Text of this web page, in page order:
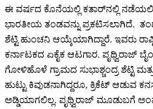
ಈ ವರ್ಷದ ಕೊನೆಯಲ್ಲಿ ಕತಾರ್‌ನಲ್ಲಿ
ಭಾರತೀಯ ತಂಡವನ್ನು ಪ್ರಕಟಿಸಲಾಗಿದೆ.
ಶೆಟ್ಟಿ ಹುಂಚನಿ ಆಯ್ಕೆಯಾಗಿದ್ದಾರೆ. ಇವರು
ಕರ್ನಾಟಕದ ಏಕೈಕ ಆಟಗಾರ. ಪೃಥ್ವಿರಾಜ್
ಗೋಳಿಹೊಳೆ ಗ್ರಾಮದ ಸುಭಾಶ್ಚಂದ್ರ ಶೆಟ್ಟಿ
ಹುಟ್ಟು ಕಿವುಡನಾಗಿದ್ದರೂ, ಕ್ರಿಕೆಟ್ ಆಡುವ
ಅಡ್ಡಿಯಾಗಲಿಲ್ಲ. ಪೃಥ್ವಿರಾಜ್ ಮೂಡುಬಗೆ